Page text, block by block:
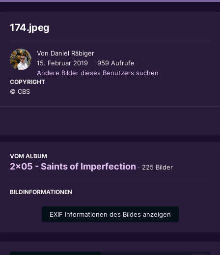
174.jpeg
Von Daniel Räbiger
15. Februar 2019
959 Aufrufe
Andere Bilder dieses Benutzers suchen
COPYRIGHT
© CBS
VOM ALBUM
2x05 - Saints of Imperfection · 225 Bilder
BILDINFORMATIONEN
EXIF Informationen des Bildes anzeigen